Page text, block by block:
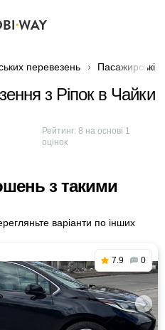
перевезень Пасажирські
з Ріпок в Чайки
Рейтинг:8 на основі 1
оцінок
з такими
варіанти по інших
7.9 0